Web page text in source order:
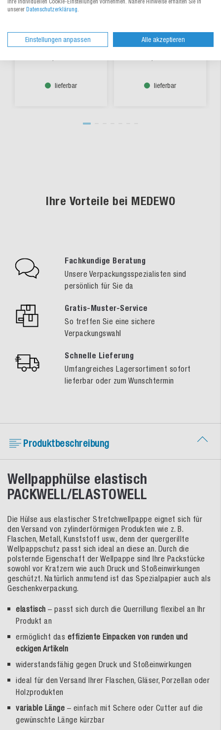
0,75 Liter, DHL
Aus 5 Varianten wählen
lieferbar
Aus 2 Varianten wählen
lieferbar
Ihre Vorteile bei MEDEWO
Fachkundige Beratung
Unsere Verpackungsspezialisten sind
persönlich für Sie da
Gratis-Muster-Service
So treffen Sie eine sichere
Verpackungswahl
Schnelle Lieferung
Umfangreiches Lagersortiment sofort
lieferbar oder zum Wunschtermin
Produktbeschreibung
Wellpapphülse elastisch
PACKWELL/ELASTOWELL
Die Hülse aus elastischer Stretchwellpappe eignet sich für
den Versand von zylinderförmigen Produkten wie z. B.
Flaschen, Metall, Kunststoff usw., denn der quergerillte
Wellpappschutz passt sich ideal an diese an. Durch die
polsternde Eigenschaft der Wellpappe sind Ihre Packstücke
sowohl vor Kratzern wie auch Druck und Stoßeinwirkungen
geschützt. Natürlich anmutend ist das Spezialpapier auch als
Geschenkverpackung.
elastisch – passt sich durch die Querrillung flexibel an Ihr
Produkt an
ermöglicht das effiziente Einpacken von runden und
eckigen Artikeln
widerstandsfähig gegen Druck und Stoßeinwirkungen
ideal für den Versand Ihrer Flaschen, Gläser, Porzellan oder
Holzprodukten
variable Länge – einfach mit Schere oder Cutter auf die
gewünschte Länge kürzbar
Ihre individuellen Cookie-Einstellungen vornehmen. Nähere Hinweise erhalten Sie in
unserer Datenschutzerklärung.
Einstellungen anpassen Alle akzeptieren